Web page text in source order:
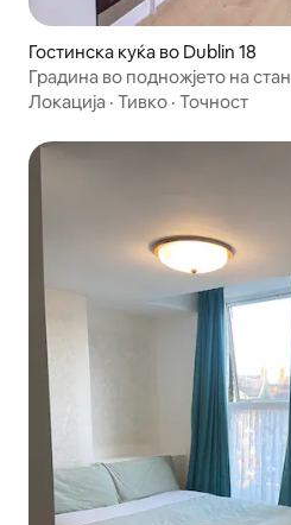
Гостинска куќа во Dublin 18
Градина во подножјето на стан
Локација · Тивко · Точност